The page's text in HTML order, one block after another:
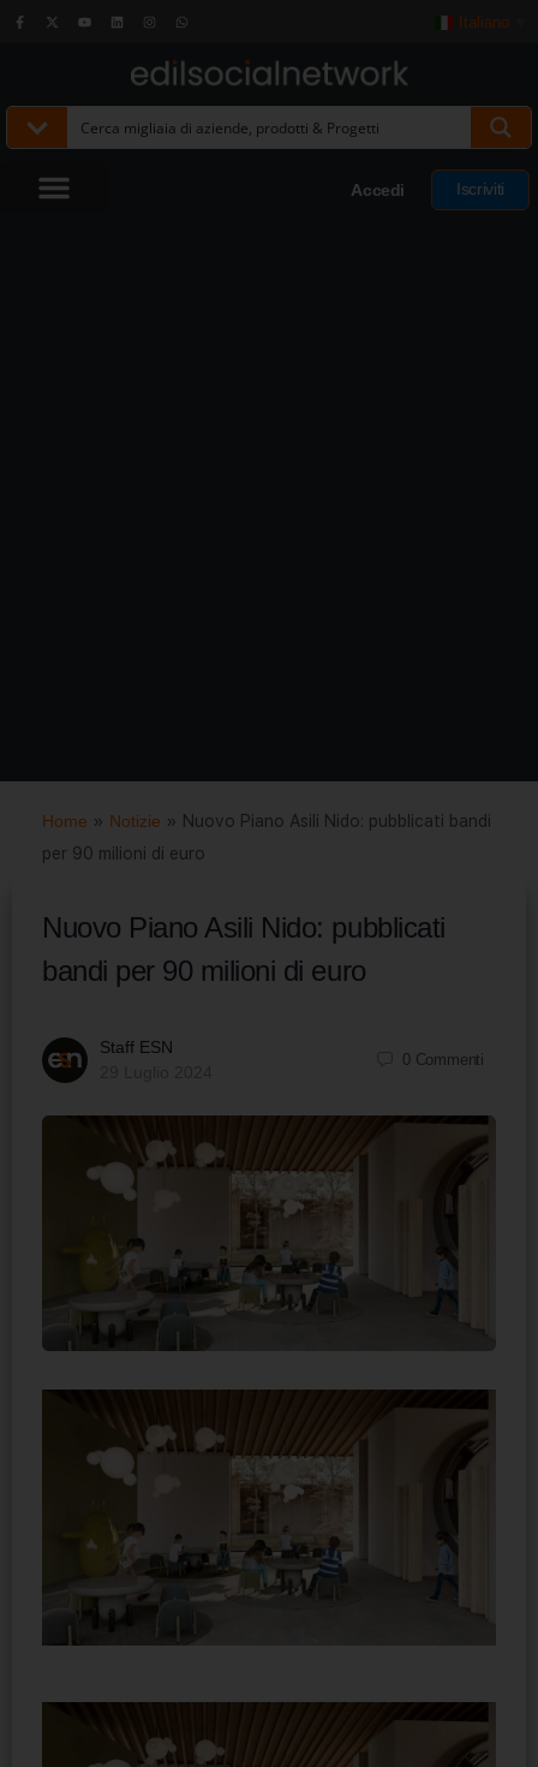
Italiano
Accedi Iscriviti
Home » Notizie » Nuovo Piano Asili Nido: pubblicati bandi
per 90 milioni di euro
Nuovo Piano Asili Nido: pubblicati
bandi per 90 milioni di euro
Staff ESN
0 Commenti